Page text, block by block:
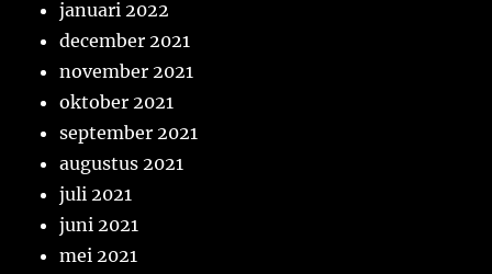
januari 2022
december 2021
november 2021
oktober 2021
september 2021
augustus 2021
juli 2021
juni 2021
mei 2021